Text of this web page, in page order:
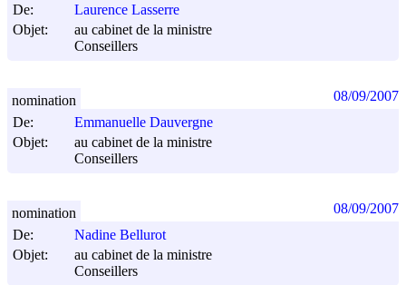
De:
Laurence Lasserre
Objet:
au cabinet de la ministre
Conseillers
De:
Emmanuelle Dauvergne
Objet:
au cabinet de la ministre
Conseillers
nomination 08/09/2007
De:
Nadine Bellurot
Objet:
au cabinet de la ministre
Conseillers
nomination 08/09/2007